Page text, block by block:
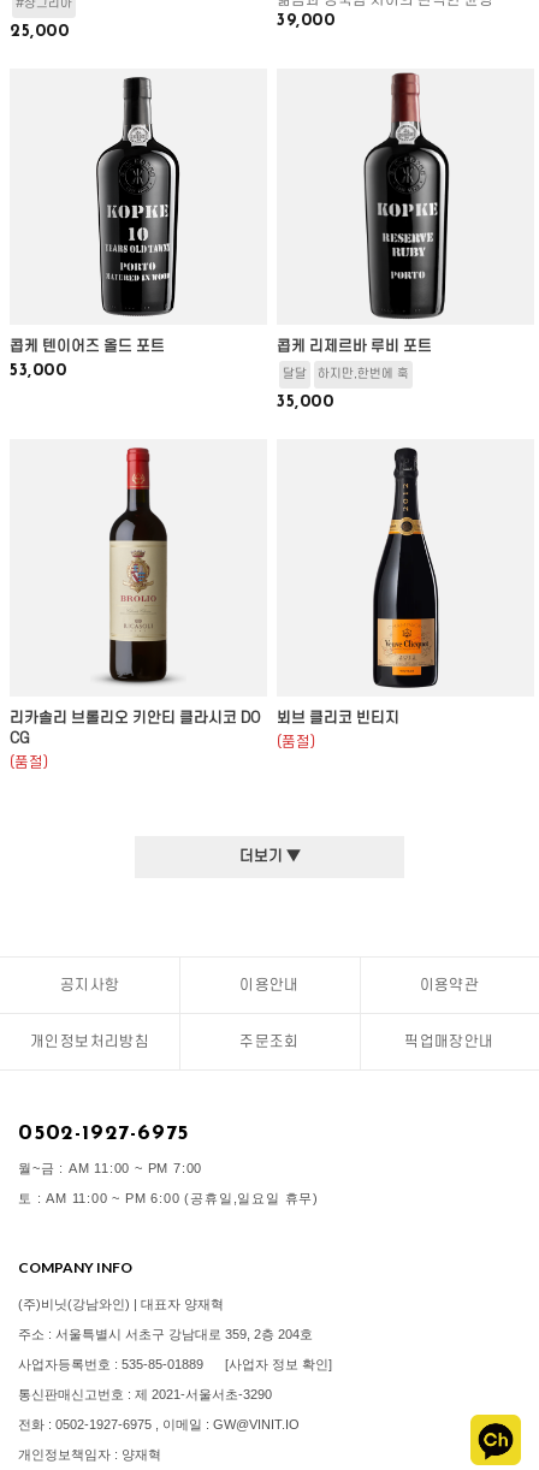
#샹그리아
25,000
39,000
콥케 텐이어즈 올드 포트
53,000
콥케 리제르바 루비 포트
달달 하지만,한번에 훅
35,000
리카솔리 브롤리오 키안티 클라시코 DO
CG
(품절)
뵈브 클리코 빈티지
(품절)
더보기 ▼
공지사항 이용안내 이용약관
개인정보처리방침 주문조회 픽업매장안내
0502-1927-6975
월~금 : AM 11:00 ~ PM 7:00
토 : AM 11:00 ~ PM 6:00 (공휴일,일요일 휴무)
COMPANY INFO
(주)비닛(강남와인) | 대표자 양재혁
주소 : 서울특별시 서초구 강남대로 359, 2층 204호
사업자등록번호 : 535-85-01889 [사업자 정보 확인]
통신판매신고번호 : 제 2021-서울서초-3290
전화 : 0502-1927-6975 , 이메일 : GW@VINIT.IO
개인정보책임자 : 양재혁